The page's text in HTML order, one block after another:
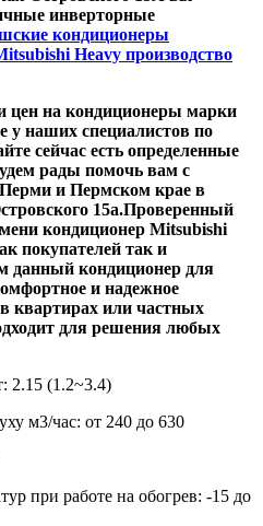
инверторные
кондиционеры
Heavy производство
цен на кондиционеры марки
у наших специалистов по
сейчас есть определенные
рады помочь вам с
и Пермском крае в
15а.Проверенный
кондиционер Mitsubishi
покупателей так и
данный кондиционер для
и надежное
квартирах или частных
для решения любых
2.15 (1.2~3.4)
м3/час: от 240 до 630
при работе на обогрев: -15 до